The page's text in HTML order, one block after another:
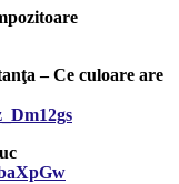
– Ce culoare are